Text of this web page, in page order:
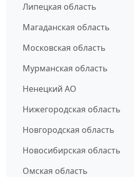
Липецкая область
Магаданская область
Московская область
Мурманская область
Ненецкий АО
Нижегородская область
Новгородская область
Новосибирская область
Омская область